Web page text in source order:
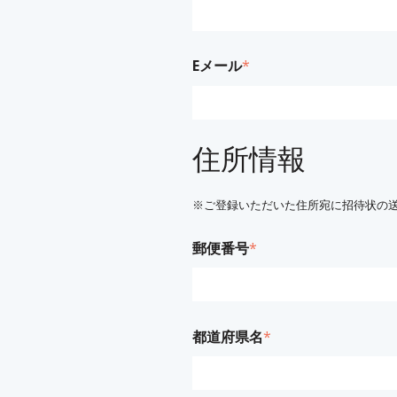
Eメール*
住所情報
※ご登録いただいた住所宛に招待状の
郵便番号*
都道府県名*